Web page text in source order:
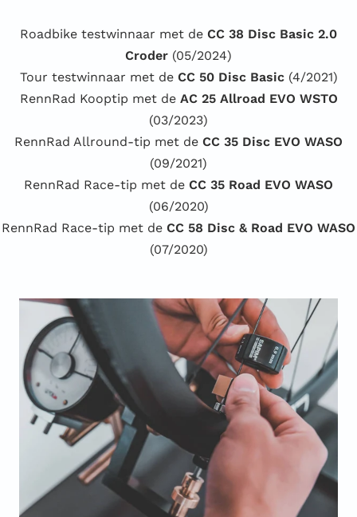
Roadbike testwinnaar met de CC 38 Disc Basic 2.0
Croder (05/2024)
Tour testwinnaar met de CC 50 Disc Basic (4/2021)
RennRad Kooptip met de AC 25 Allroad EVO WSTO
(03/2023)
RennRad Allround-tip met de CC 35 Disc EVO WASO
(09/2021)
RennRad Race-tip met de CC 35 Road EVO WASO
(06/2020)
RennRad Race-tip met de CC 58 Disc & Road EVO WASO
(07/2020)